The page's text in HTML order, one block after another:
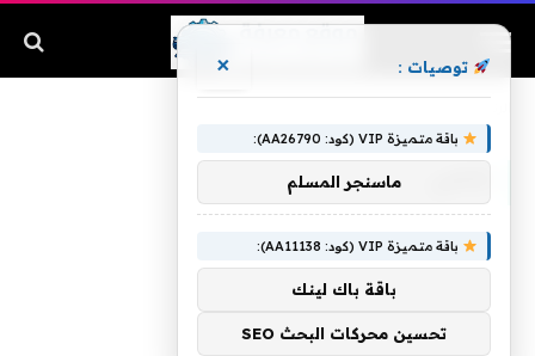
توصيات : ×
باقة متميزة VIP (كود: AA26790):
ماسنجر المسلم
باقة متميزة VIP (كود: AA11138):
باقة باك لينك
تحسين محركات البحث SEO